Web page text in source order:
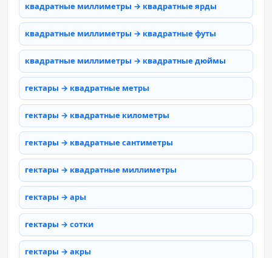
квадратные миллиметры → квадратные ярды
квадратные миллиметры → квадратные футы
квадратные миллиметры → квадратные дюймы
гектары → квадратные метры
гектары → квадратные километры
гектары → квадратные сантиметры
гектары → квадратные миллиметры
гектары → ары
гектары → сотки
гектары → акры